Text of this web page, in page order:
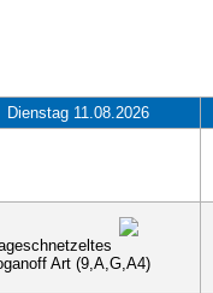
Dienstag 11.08.2026
Art (9,A,G,A4)